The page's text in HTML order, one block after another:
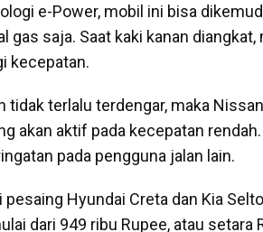
e-Power, mobil ini bisa
gas saja. Saat kaki kanan
kecepatan.
tidak terlalu terdengar, maka
akan aktif pada kecepatan
pada pengguna jalan lain.
pesaing Hyundai Creta dan Kia
dari 949 ribu Rupee, atau setara